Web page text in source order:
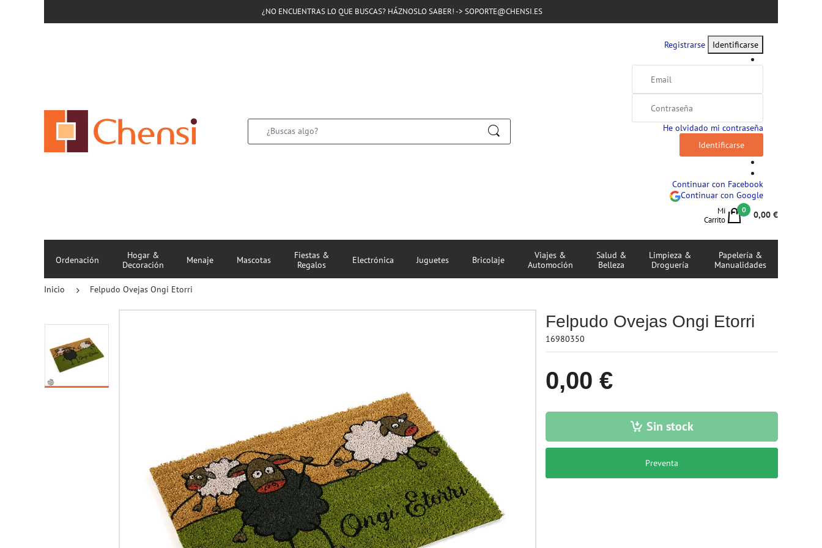
¿NO ENCUENTRAS LO QUE BUSCAS? HÁZNOSLO SABER! -> SOPORTE@CHENSI.ES
Registrarse Identificarse
He olvidado mi contraseña
Continuar con Facebook
Continuar con Google
Mi
Carrito
0 0,00 €
Ordenación
Hogar &
Decoración
Menaje Mascotas
Fiestas &
Regalos
Electrónica Juguetes Bricolaje
Viajes &
Automoción
Salud &
Belleza
Limpieza &
Droguería
Papelería &
Manualidades
Inicio Felpudo Ovejas Ongi Etorri
Felpudo Ovejas Ongi Etorri
16980350
0,00 €
Sin stock
Preventa